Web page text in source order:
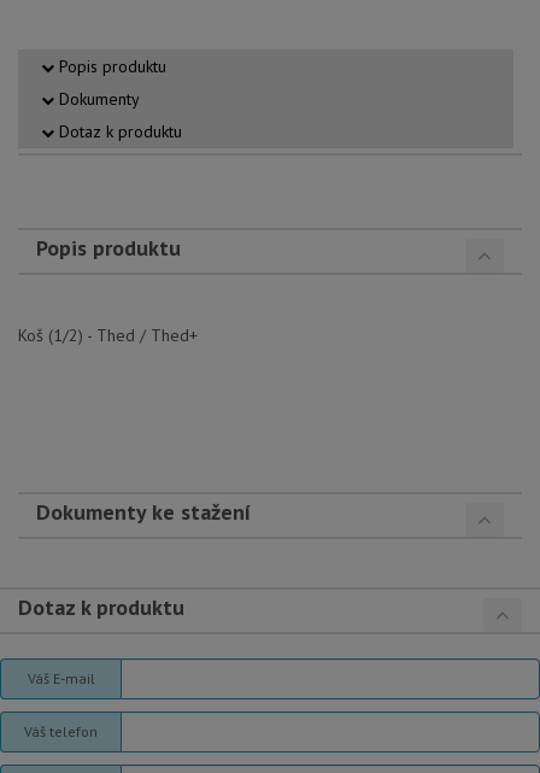
Popis produktu
Dokumenty
Dotaz k produktu
Popis produktu
Koš (1/2) - Thed / Thed+
Dokumenty ke stažení
Dotaz k produktu
Váš E-mail
Váš telefon